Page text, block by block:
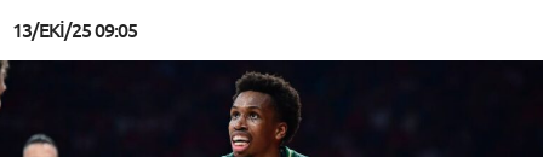
13/EKI/25 09:05